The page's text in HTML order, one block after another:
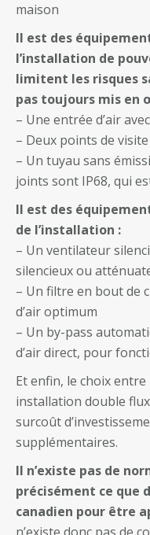
maison
Il est des
l’installation de
limitent les risques
pas toujours mis en
– Une entrée d’air
– Deux points de
– Un tuyau sans
joints sont IP68, qui
Il est des
de l’installation :
– Un ventilateur
silencieux ou
– Un filtre en bout de
d’air optimum
– Un by-pass
d’air direct, pour
Et enfin, le choix
installation double
surcoût
supplémentaires.
Il n’existe pas de
précisément ce que
canadien pour être